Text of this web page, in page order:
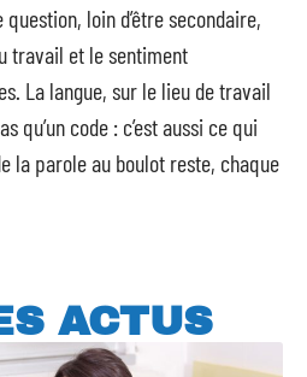
loin d’être secondaire,
travail et le sentiment
La langue, sur le lieu de travail
qu’un code : c’est aussi ce qui
la parole au boulot reste, chaque
ACTUS